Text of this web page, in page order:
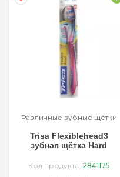
Бальзам крем - гель для рук
Альпинамед крем для
рук и ногтей с маслом
мл
Код продукта:1811321